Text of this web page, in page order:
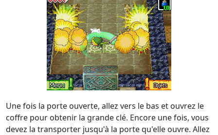
Une fois la porte ouverte, allez vers le bas et ouvrez le
coffre pour obtenir la grande clé. Encore une fois, vous
devez la transporter jusqu'à la porte qu'elle ouvre. Allez